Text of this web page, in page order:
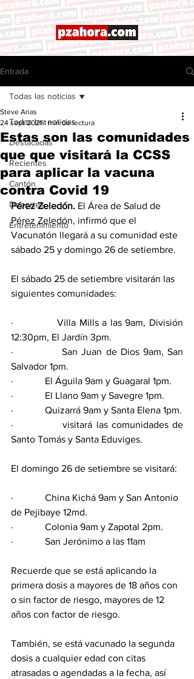
Entrada
Todas las noticias
Destacadas
Recientes
Cantón
Deportes
Entretenimiento
Todas las noticias
Estas son las comunidades
que que visitará la CCSS
para aplicar la vacuna
contra Covid 19
Steve Arias
24 sept 2021 1 min de lectura
Pérez Zeledón. El Área de Salud de
Pérez Zeledón, infirmó que el
Vacunatón llegará a su comunidad este
sábado 25 y domingo 26 de setiembre.
El sábado 25 de setiembre visitarán las
siguientes comunidades:
·             Villa Mills a las 9am, División
12:30pm, El Jardín 3pm.
·             San Juan de Dios 9am, San
Salvador 1pm.
·             El Águila 9am y Guagaral 1pm.
·             El Llano 9am y Savegre 1pm.
·             visitará las comunidades de
Santo Tomás y Santa Eduviges.
El domingo 26 de setiembre se visitará:
·             China Kichá 9am y San Antonio
de Pejibaye 12md.
·             Colonia 9am y Zapotal 2pm.
·             San Jerónimo a las 11am
Recuerde que se está aplicando la
primera dosis a mayores de 18 años con
o sin factor de riesgo, mayores de 12
años con factor de riesgo.
También, se está vacunado la segunda
dosis a cualquier edad con citas
atrasadas o agendadas a la fecha, así